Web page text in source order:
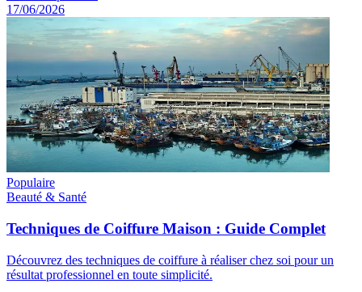
17/06/2026
Populaire
Beauté & Santé
Techniques de Coiffure Maison : Guide Complet
Découvrez des techniques de coiffure à réaliser chez soi pour un
résultat professionnel en toute simplicité.